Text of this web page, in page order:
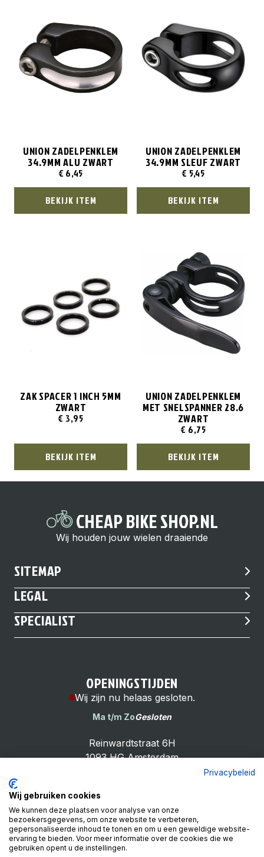
UNION ZADELPENKLEM
34.9MM ALU ZWART
€ 6,45
BEKIJK ITEM
UNION ZADELPENKLEM
34.9MM SLEUF ZWART
€ 5,45
BEKIJK ITEM
ZAK SPACER 1 INCH 5MM
ZWART
€ 3,95
BEKIJK ITEM
UNION ZADELPENKLEM
MET SNELSPANNER 28.6
ZWART
€ 6,75
BEKIJK ITEM
CHEAP BIKE SHOP.NL
Wij houden jouw wielen draaiende
SITEMAP
LEGAL
SPECIALIST
Cheap Bike Shop
4.9
Based on 99 reviews
OPENINGSTIJDEN
Wij zijn nu helaas gesloten.
Ma t/m ZoGesloten
Reinwardtstraat 6H
1093 HG Amsterdam
Privacybeleid
Wij gebruiken cookies
We kunnen deze plaatsen voor analyse van onze
bezoekersgegevens, om onze website te verbeteren,
gepersonaliseerde inhoud te tonen en om u een geweldige website-
ervaring te bieden. Voor meer informatie over de cookies die we
gebruiken opent u de instellingen.